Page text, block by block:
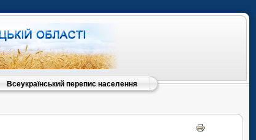
Всеукраїнський перепис населення